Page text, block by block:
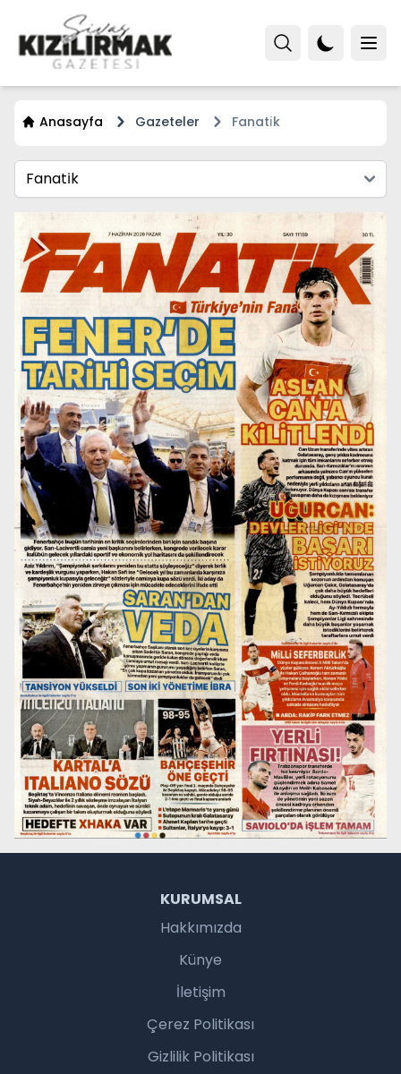
Anasayfa Gazeteler Fanati̇k
KURUMSAL
Hakkımızda
Künye
İletişim
Çerez Politikası
Gizlilik Politikası